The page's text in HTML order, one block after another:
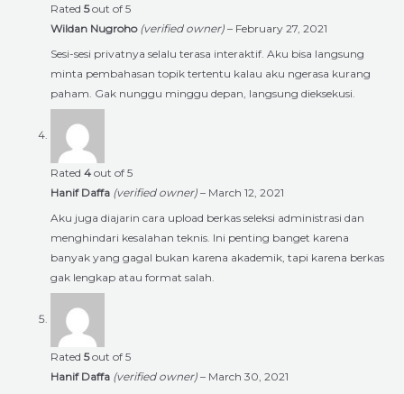
Rated 5out of 5
Wildan Nugroho (verified owner) – February 27, 2021
Sesi-sesi privatnya selalu terasa interaktif. Aku bisa langsung
minta pembahasan topik tertentu kalau aku ngerasa kurang
paham. Gak nunggu minggu depan, langsung dieksekusi.
Rated 4 out of 5
Hanif Daffa (verified owner) – March 12, 2021
Aku juga diajarin cara upload berkas seleksi administrasi dan
menghindari kesalahan teknis. Ini penting banget karena
banyak yang gagal bukan karena akademik, tapi karena berkas
gak lengkap atau format salah.
Rated 5out of 5
Hanif Daffa (verified owner) – March 30, 2021